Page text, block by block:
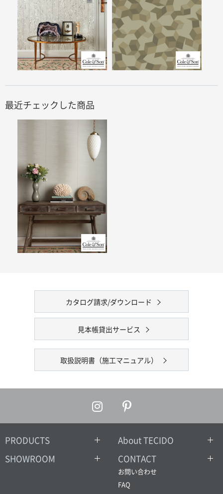
最近チェックした商品
カタログ請求/ダウンロード
見本帳貸出サービス
取扱説明書（施工マニュアル）
PRODUCTS
About TECIDO
SHOWROOM
CONTACT
お問い合わせ
FAQ